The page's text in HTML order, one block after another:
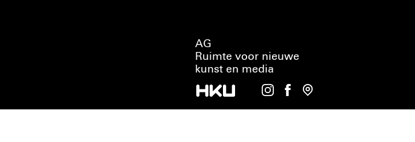
AG
Ruimte voor nieuwe
kunst en media